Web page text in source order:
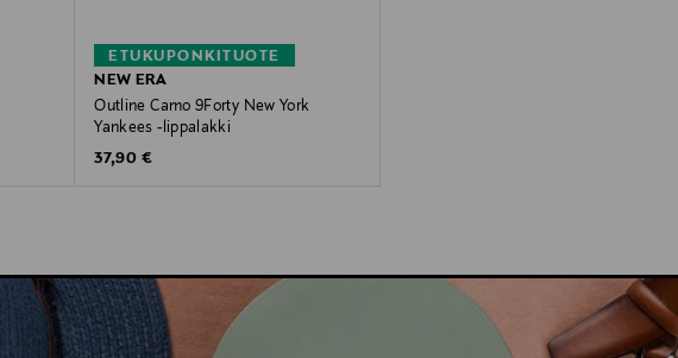
ETUKUPONKITUOTE
NEW ERA
Outline Camo 9Forty New York
Yankees -lippalakki
Original Price
37,90 €